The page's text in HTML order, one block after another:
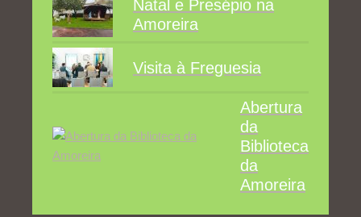
Natal e Presépio na
Amoreira
Visita à Freguesia
Abertura
da
Biblioteca
da
Amoreira